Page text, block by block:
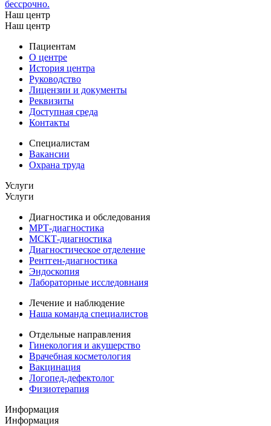
бессрочно.
Наш центр
Наш центр
Пациентам
О центре
История центра
Руководство
Лицензии и документы
Реквизиты
Доступная среда
Контакты
Специалистам
Вакансии
Охрана труда
Услуги
Услуги
Диагностика и обследования
МРТ-диагностика
МСКТ-диагностика
Диагностическое отделение
Рентген-диагностика
Эндоскопия
Лабораторные исследовнаия
Лечение и наблюдение
Наша команда специалистов
Отдельные направления
Гинекология и акушерство
Врачебная косметология
Вакцинация
Логопед-дефектолог
Физиотерапия
Информация
Информация